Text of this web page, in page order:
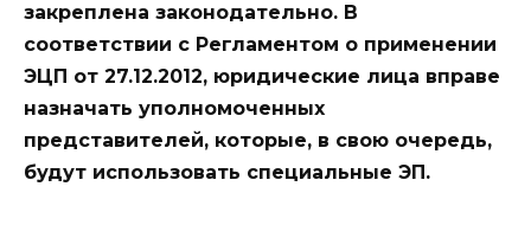
закреплена законодательно. В
соответствии с Регламентом о применении
ЭЦП от 27.12.2012, юридические лица вправе
назначать уполномоченных
представителей, которые, в свою очередь,
будут использовать специальные ЭП.